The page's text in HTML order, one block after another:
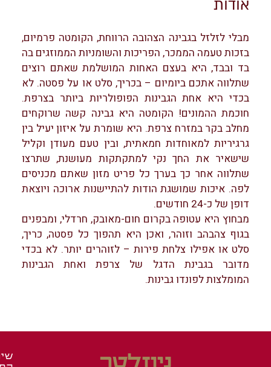
אודות
מבלי לזלזל בגבינה הצהובה הרווחת, הקומטה פרמיום,
בזכות טעמה הממכר, הפריכות והשומניות הממוזגים בה
בד ובבד, היא בעצם האחות המושלמת שאתם רוצים
שתלווה אתכם ביומיום – בכריך, סלט או על פסטה. לא
בכדי היא אחת הגבינות הפופולריות ביותר בצרפת.
חוכמת ההמונים! הקומטה היא גבינה קשה שרוקחים
מחלב בקר במזרח צרפת. היא שומרת על איזון יעיל בין
גרגיריות למאוחדות חמאתית, ובין טעם מעודן וקליל
שישאיר את החך נקי למתקתקות מעושנת, שתרצו
שתלווה אחר כך בערך כל פריט מזון שאתם מכניסים
לפה. איכות שמושגת הודות להתיישנות ארוכה ויוצאת
דופן של כ-24 חודשים.
מבחוץ היא עטופה בקרום חום-מאובק, חרדלי, ומבפנים
בגוף צהבהב וזוהר, ואכן היא תהפוך כל פסטה, כריך,
סלט או אפילו צלחת פירות – לזוהרים יותר. לא בכדי
מדובר בגבינת הדגל של צרפת ואחת הגבינות
המומלצות לפונדו גבינות.
ניוזלטר